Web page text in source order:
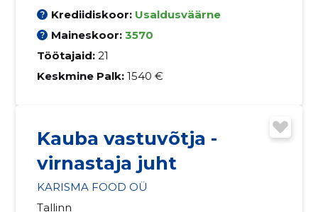
Krediidiskoor: Usaldusväärne
Maineskoor: 3570
Töötajaid: 21
Keskmine Palk: 1540 €
Kauba vastuvõtja -
virnastaja juht
KARISMA FOOD OÜ
Tallinn